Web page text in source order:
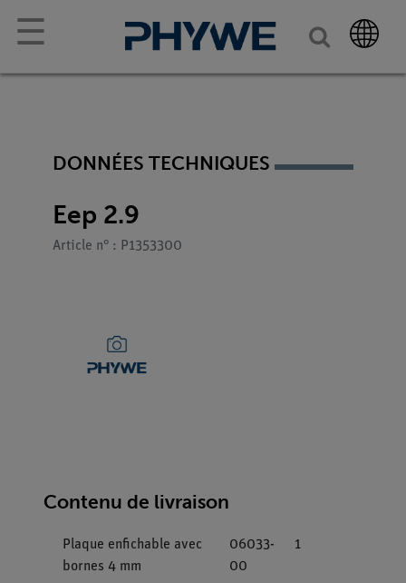
☰
DONNÉES TECHNIQUES
Eep 2.9
Article n° : P1353300
Contenu de livraison
Plaque enfichable avec
bornes 4 mm
06033-
00
1